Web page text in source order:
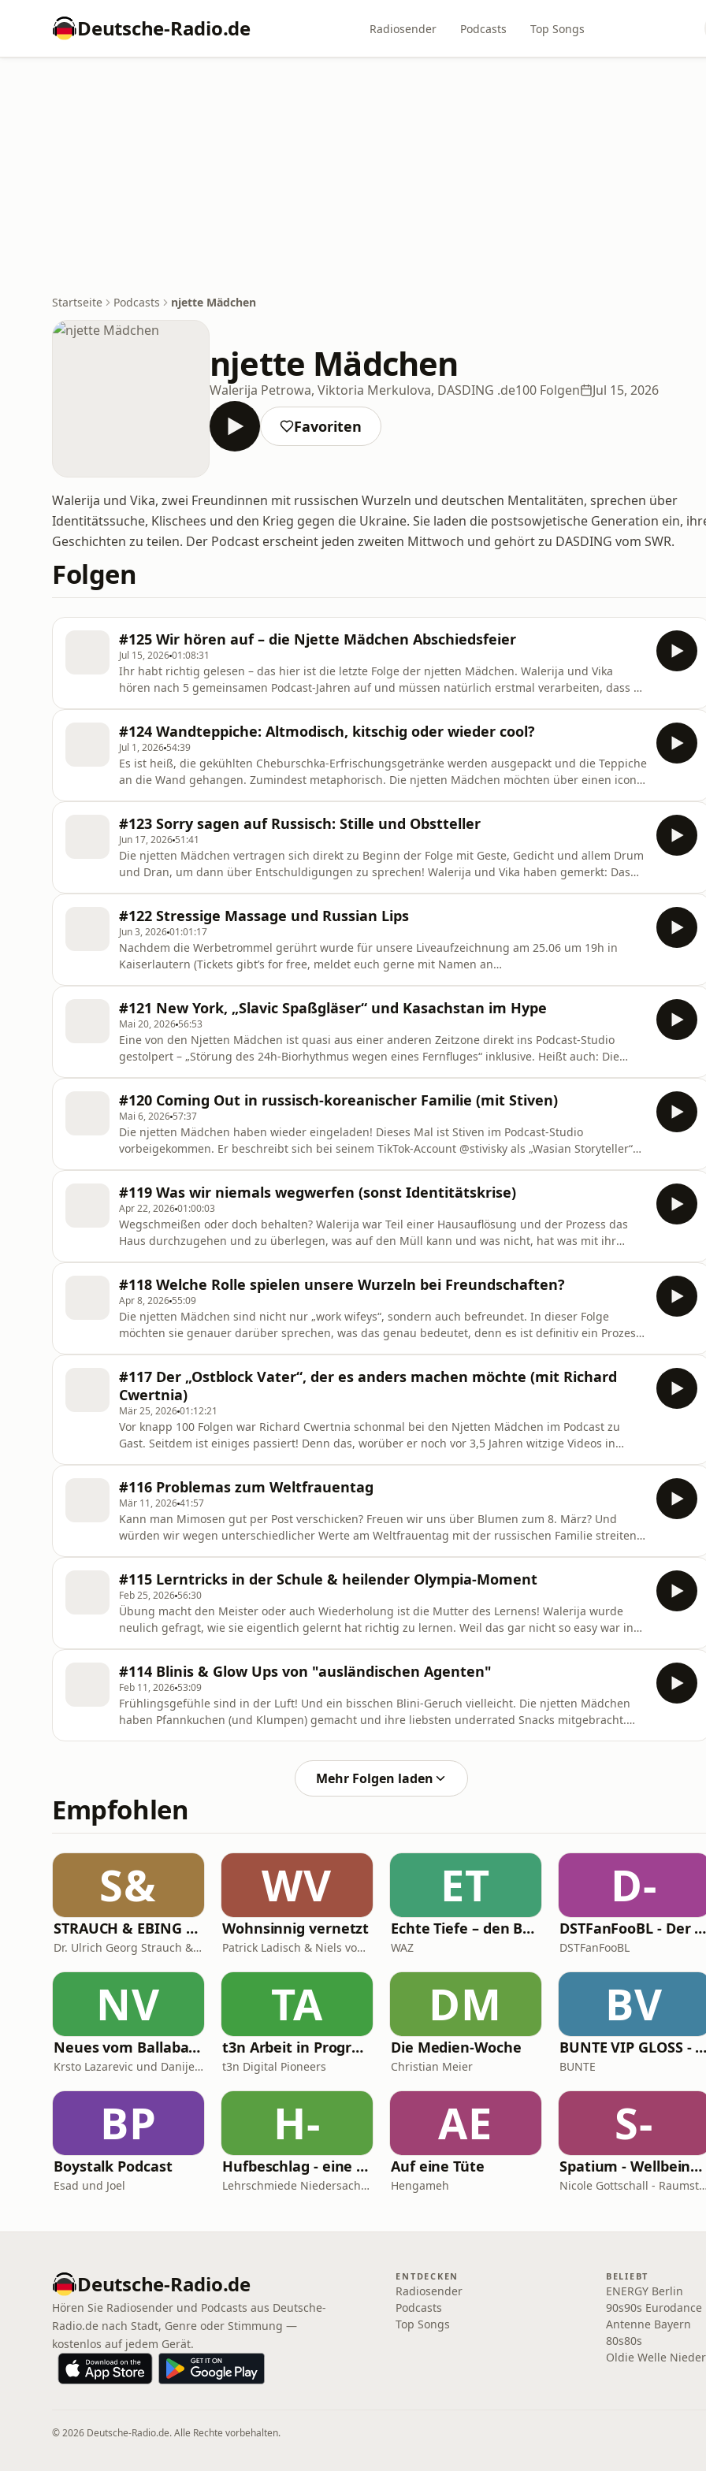
Deutsche-Radio.de Radiosender Podcasts Top Songs
Startseite Podcasts njette Mädchen
njette Mädchen
Walerija Petrowa, Viktoria Merkulova, DASDING .de100 Folgen Jul 15, 2026
Favoriten
Walerija und Vika, zwei Freundinnen mit russischen Wurzeln und deutschen Mentalitäten, sprechen über
Identitätssuche, Klischees und den Krieg gegen die Ukraine. Sie laden die postsowjetische Generation ein,
Geschichten zu teilen. Der Podcast erscheint jeden zweiten Mittwoch und gehört zu DASDING vom SWR.
Folgen
#125 Wir hören auf – die Njette Mädchen Abschiedsfeier
Jul 15, 202601:08:31
Ihr habt richtig gelesen – das hier ist die letzte Folge der njetten Mädchen. Walerija und Vika
hören nach 5 gemeinsamen Podcast-Jahren auf und müssen natürlich erstmal verarbeiten, dass so
Erfahrung mit gemac
#124 Wandteppiche: Altmodisch, kitschig oder wieder cool?
Jul 1, 2026 54:39
Es ist heiß, die gekühlten Cheburschka-Erfrischungsgetränke werden ausgepackt und die Teppiche
an die Wand gehangen. Zumindest metaphorisch. Die njetten Mädchen möchten über einen iconic
von Früher. Aber wieso
#123 Sorry sagen auf Russisch: Stille und Obstteller
Jun 17, 2026 51:41
Die njetten Mädchen vertragen sich direkt zu Beginn der Folge mit Geste, Gedicht und allem Drum
und Dran, um dann über Entschuldigungen zu sprechen! Walerija und Vika haben gemerkt: Das
nämlich nach einem Streit statt ein
#122 Stressige Massage und Russian Lips
Jun 3, 202601:01:17
Nachdem die Werbetrommel gerührt wurde für unsere Liveaufzeichnung am 25.06 um 19h in
Kaiserlautern (Tickets gibt’s for free, meldet euch gerne mit Namen an
erzählt, wie sie auf den „Kasachstan-Hype“ blickt. Dann muss
#121 New York, „Slavic Spaßgläser“ und Kasachstan im Hype
Mai 20, 2026 56:53
Eine von den Njetten Mädchen ist quasi aus einer anderen Zeitzone direkt ins Podcast-Studio
gestolpert – „Störung des 24h-Biorhythmus wegen eines Fernfluges“ inklusive. Heißt auch: Die
politisch angespannt
#120 Coming Out in russisch-koreanischer Familie (mit Stiven)
Mai 6, 2026 57:37
Die njetten Mädchen haben wieder eingeladen! Dieses Mal ist Stiven im Podcast-Studio
vorbeigekommen. Er beschreibt sich bei seinem TikTok-Account @stivisky als „Wasian Storyteller“
Sojasoße. Denn während seine Mutt
#119 Was wir niemals wegwerfen (sonst Identitätskrise)
Apr 22, 202601:00:03
Wegschmeißen oder doch behalten? Walerija war Teil einer Hausauflösung und der Prozess das
Haus durchzugehen und zu überlegen, was auf den Müll kann und was nicht, hat was mit ihr
Gegenständen trennen? Wir dachten bei F
#118 Welche Rolle spielen unsere Wurzeln bei Freundschaften?
Apr 8, 2026 55:09
Die njetten Mädchen sind nicht nur „work wifeys“, sondern auch befreundet. In dieser Folge
möchten sie genauer darüber sprechen, was das genau bedeutet, denn es ist definitiv ein Prozess
Migrationsgeschichte haben? Dafür müssen
#117 Der „Ostblock Vater“, der es anders machen möchte (mit Richard
Cwertnia)
Mär 25, 202601:12:21
Vor knapp 100 Folgen war Richard Cwertnia schonmal bei den Njetten Mädchen im Podcast zu
Gast. Seitdem ist einiges passiert! Denn das, worüber er noch vor 3,5 Jahren witzige Videos in
Media Einblicke in sein ak
#116 Problemas zum Weltfrauentag
Mär 11, 202641:57
Kann man Mimosen gut per Post verschicken? Freuen wir uns über Blumen zum 8. März? Und
würden wir wegen unterschiedlicher Werte am Weltfrauentag mit der russischen Familie streiten?
dieses Feiertages zu verstehen. Im Njetzt
#115 Lerntricks in der Schule & heilender Olympia-Moment
Feb 25, 2026 56:30
Übung macht den Meister oder auch Wiederholung ist die Mutter des Lernens! Walerija wurde
neulich gefragt, wie sie eigentlich gelernt hat richtig zu lernen. Weil das gar nicht so easy war in
unsere Kalender und Orchi
#114 Blinis & Glow Ups von "ausländischen Agenten"
Feb 11, 2026 53:09
Frühlingsgefühle sind in der Luft! Und ein bisschen Blini-Geruch vielleicht. Die njetten Mädchen
haben Pfannkuchen (und Klumpen) gemacht und ihre liebsten underrated Snacks mitgebracht.
Mehr Folgen laden
Empfohlen
S&
STRAUCH & EBING ungeskriptet
Dr. Ulrich Georg Strauch & Prof. Dr. Jens Ebing
WV
Wohnsinnig vernetzt
Patrick Ladisch & Niels von Breymann
ET
Echte Tiefe – den BVB verstehen
WAZ
D-
DSTFanFooBL - Der Podcast zur Down Set Talk! Fantasy Football Bundesliga
DSTFanFooBL
NV
Neues vom Ballaballa-Balkan
Krsto Lazarevic und Danijel Majic
TA
t3n Arbeit in Progress
t3n Digital Pioneers
DM
Die Medien-Woche
Christian Meier
BV
BUNTE VIP GLOSS - Der
BUNTE
BP
Boystalk Podcast
Esad und Joel
H-
Hufbeschlag - eine persönliche Betrachtung - NBvH-Podcast - Themen rund um den Huf
Lehrschmiede Niedersachsen
AE
Auf eine Tüte
Hengameh
S-
Spatium - Wellbeing für Herz, Hirn & Raum
Nicole Gottschall -
Deutsche-Radio.de
Hören Sie Radiosender und Podcasts aus Deutsche-
Radio.de nach Stadt, Genre oder Stimmung —
kostenlos auf jedem Gerät.
ENTDECKEN
Radiosender
Podcasts
Top Songs
BELIEBT
ENERGY Berlin
90s90s Eurodance
Antenne Bayern
80s80s
Oldie Welle
© 2026 Deutsche-Radio.de. Alle Rechte vorbehalten.